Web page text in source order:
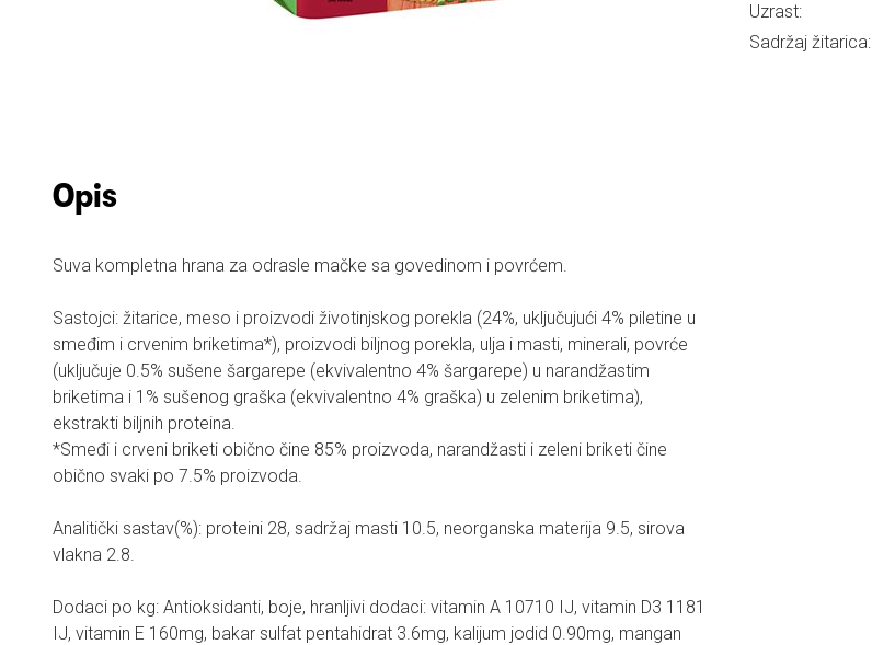
Opis
Suva kompletna hrana za odrasle mačke sa govedinom i povrćem.
Sastojci: žitarice, meso i proizvodi životinjskog porekla (24%, uključujući 4% piletine u
smeđim i crvenim briketima*), proizvodi biljnog porekla, ulja i masti, minerali, povrće
(uključuje 0.5% sušene šargarepe (ekvivalentno 4% šargarepe) u narandžastim
briketima i 1% sušenog graška (ekvivalentno 4% graška) u zelenim briketima),
ekstrakti biljnih proteina.
*Smeđi i crveni briketi obično čine 85% proizvoda, narandžasti i zeleni briketi čine
obično svaki po 7.5% proizvoda.
Analitički sastav(%): proteini 28, sadržaj masti 10.5, neorganska materija 9.5, sirova
vlakna 2.8.
Dodaci po kg: Antioksidanti, boje, hranljivi dodaci: vitamin A 10710 IJ, vitamin D3 1181
IJ, vitamin E 160mg, bakar sulfat pentahidrat 3.6mg, kalijum jodid 0.90mg, mangan
Uzrast:
Sadržaj žitarica: